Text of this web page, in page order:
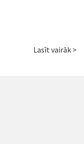
Lasīt vairāk >